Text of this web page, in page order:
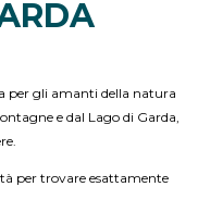
per gli amanti della natura
e dal Lago di Garda,
per trovare esattamente